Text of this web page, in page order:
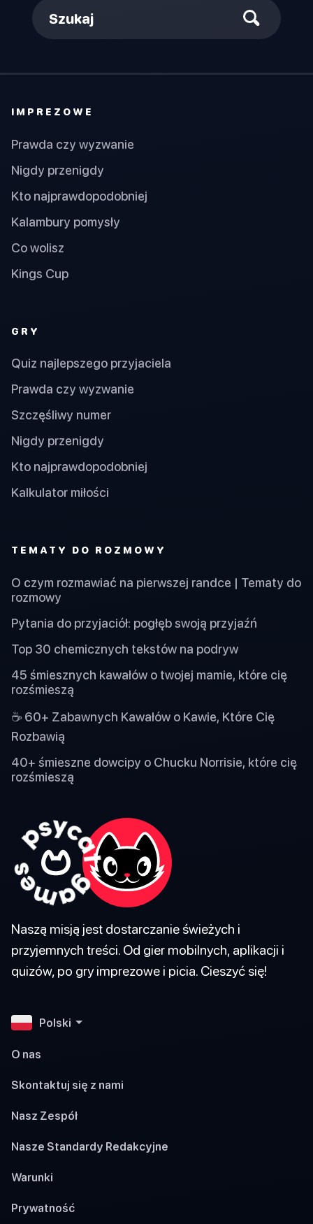
Szukaj
IMPREZOWE
Prawda czy wyzwanie
Nigdy przenigdy
Kto najprawdopodobniej
Kalambury pomysły
Co wolisz
Kings Cup
GRY
Quiz najlepszego przyjaciela
Prawda czy wyzwanie
Szczęśliwy numer
Nigdy przenigdy
Kto najprawdopodobniej
Kalkulator miłości
TEMATY DO ROZMOWY
O czym rozmawiać na pierwszej randce | Tematy do
rozmowy
Pytania do przyjaciół: pogłęb swoją przyjaźń
Top 30 chemicznych tekstów na podryw
45 śmiesznych kawałów o twojej mamie, które cię
rozśmieszą
☕ 60+ Zabawnych Kawałów o Kawie, Które Cię
Rozbawią
40+ śmieszne dowcipy o Chucku Norrisie, które cię
rozśmieszą
Naszą misją jest dostarczanie świeżych i
przyjemnych treści. Od gier mobilnych, aplikacji i
quizów, po gry imprezowe i picia. Cieszyć się!
Polski
O nas
Skontaktuj się z nami
Nasz Zespół
Nasze Standardy Redakcyjne
Warunki
Prywatność